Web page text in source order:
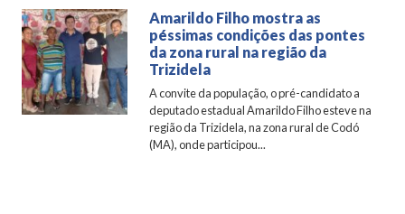
Amarildo Filho mostra as
péssimas condições das pontes
da zona rural na região da
Trizidela
A convite da população, o pré-candidato a
deputado estadual Amarildo Filho esteve na
região da Trizidela, na zona rural de Codó
(MA), onde participou...